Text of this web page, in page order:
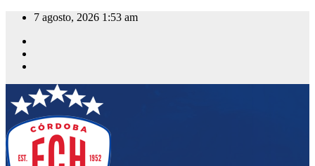
Saltar
contenido
7 agosto, 2026 1:53 am